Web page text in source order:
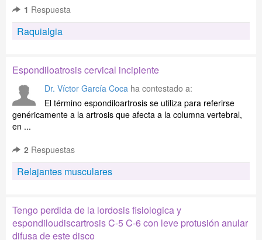
1 Respuesta
Raquialgia
Espondiloatrosis cervical incipiente
Dr. Víctor García Coca ha contestado a:
El término espondiloartrosis se utiliza para referirse
genéricamente a la artrosis que afecta a la columna vertebral,
en ...
2 Respuestas
Relajantes musculares
Tengo perdida de la lordosis fisiologica y
espondiloudiscartrosis C-5 C-6 con leve protusión anular
difusa de este disco